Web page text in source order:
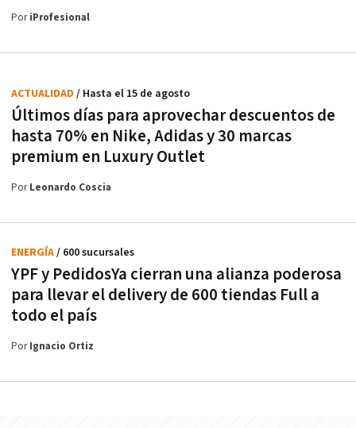
PoriProfesional
Últimos días para aprovechar descuentos de
hasta 70% en Nike, Adidas y 30 marcas
premium en Luxury Outlet
ACTUALIDAD / Hasta el 15 de agosto
PorLeonardo Coscia
YPF y PedidosYa cierran una alianza poderosa
para llevar el delivery de 600 tiendas Full a
todo el país
ENERGÍA/ 600 sucursales
PorIgnacio Ortiz